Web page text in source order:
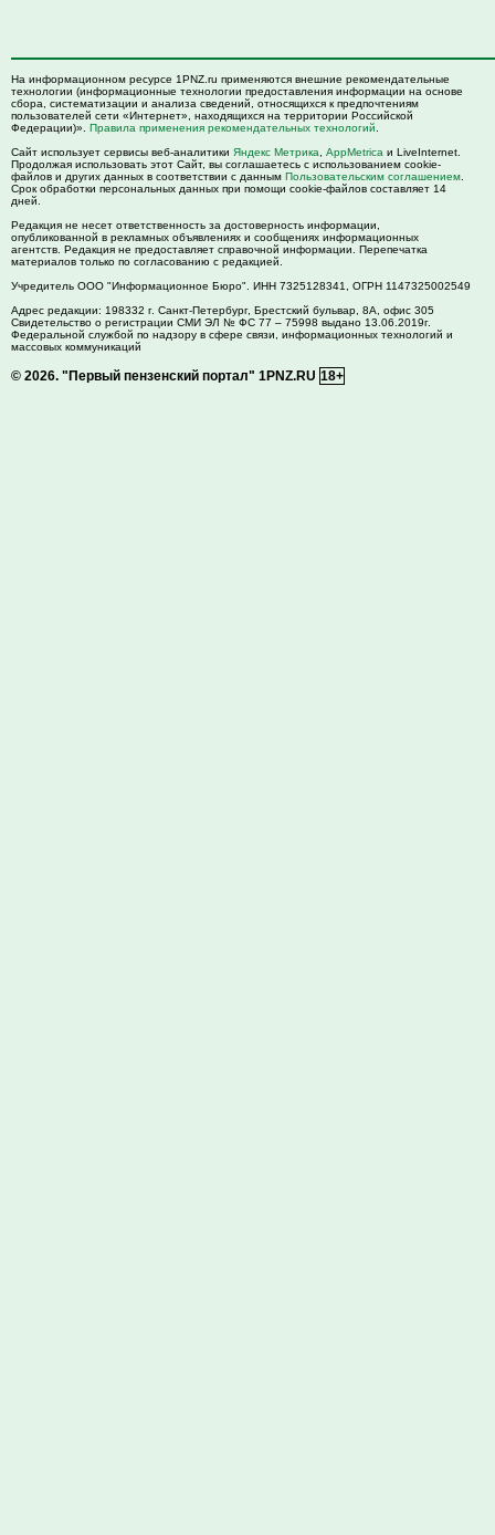
На информационном ресурсе 1PNZ.ru применяются внешние рекомендательные
технологии (информационные технологии предоставления информации на основе
сбора, систематизации и анализа сведений, относящихся к предпочтениям
пользователей сети «Интернет», находящихся на территории Российской
Федерации)». Правила применения рекомендательных технологий
Сайт использует сервисы веб-аналитики Яндекс Метрика AppMetrica и LiveInternet.
Продолжая использовать этот Сайт, вы соглашаетесь с использованием cookie-
файлов и других данных в соответствии с данным Пользовательским соглашением
Срок обработки персональных данных при помощи cookie-файлов составляет 14
дней.
Редакция не несет ответственность за достоверность информации,
опубликованной в рекламных объявлениях и сообщениях информационных
агентств. Редакция не предоставляет справочной информации. Перепечатка
материалов только по согласованию с редакцией.
Учредитель ООО "Информационное Бюро". ИНН 7325128341, ОГРН 1147325002549
Адрес редакции: 198332 г. Санкт-Петербург, Брестский бульвар, 8А, офис 305
Свидетельство о регистрации СМИ ЭЛ № ФС 77 – 75998 выдано 13.06.2019г.
Федеральной службой по надзору в сфере связи, информационных технологий и
массовых коммуникаций
© 2026. "Первый пензенский портал" 1PNZ.RU 18+